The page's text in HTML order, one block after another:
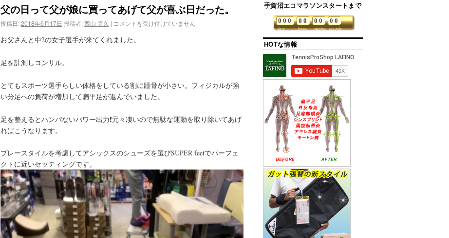
父の日って父が娘に買ってあげて父が喜ぶ日だった。
投稿日: 2018年6月17日 投稿者: 西山 克久 | コメントを受け付けていません
お父さんと中2の女子選手が来てくれました。
足を計測しコンサル。
とてもスポーツ選手らしい体格をしている割に踵骨が小さい。フィジカルが強
い分足への負荷が増加して扁平足が進んでいました。
足を整えるとハンパないパワー出力❗️元々凄いので無駄な運動を取り除いてあげ
ればこうなります。
プレースタイルを考慮してアシックスのシューズを選びSUPER feetでパーフェ
クトに近いセッティングです。
手賀沼エコマラソンスタートまで
days
0 0 0
hours
0 0
minutes
0 0
seconds
0 0
HOTな情報